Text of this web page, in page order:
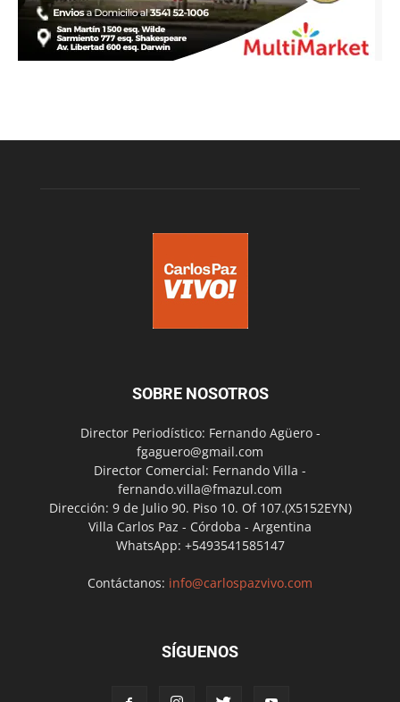
SOBRE NOSOTROS
Director Periodístico: Fernando Agüero -
fgaguero@gmail.com
Director Comercial: Fernando Villa -
fernando.villa@fmazul.com
Dirección: 9 de Julio 90. Piso 10. Of 107.(X5152EYN)
Villa Carlos Paz - Córdoba - Argentina
WhatsApp: +5493541585147
Contáctanos: info@carlospazvivo.com
SÍGUENOS